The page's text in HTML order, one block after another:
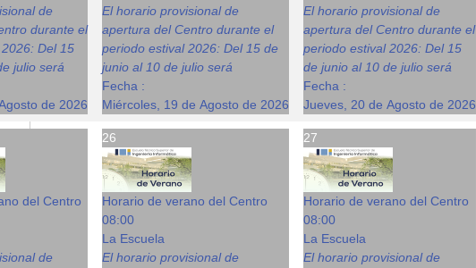
de
durante el
Del 15
julio será
de 2026
El horario provisional de
apertura del Centro durante el
periodo estival 2026: Del 15 de
junio al 10 de julio será
Fecha :
Miércoles, 19 de Agosto de 2026
El horario provisional de
apertura del Centro durante el
periodo estival 2026: Del 15
de junio al 10 de julio será
Fecha :
Jueves, 20 de Agosto de 2026
del Centro
de
26
Horario de verano del Centro
08:00
La Escuela
El horario provisional de
27
Horario de verano del Centro
08:00
La Escuela
El horario provisional de